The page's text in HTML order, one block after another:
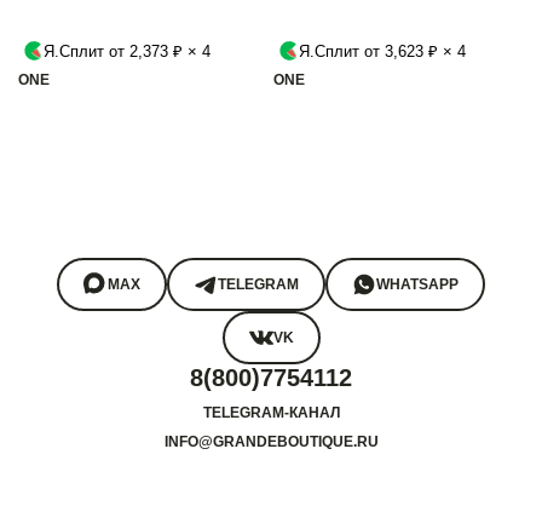
Я.Сплит от 2,373 ₽ × 4
ONE
Я.Сплит от 3,623 ₽ × 4
ONE
MAX TELEGRAM WHATSAPP
VK
8(800)7754112
TELEGRAM-КАНАЛ
INFO@GRANDEBOUTIQUE.RU